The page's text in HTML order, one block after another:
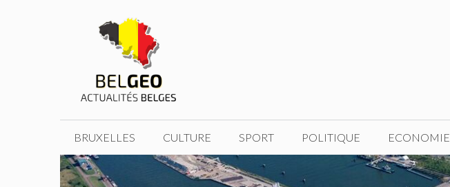
BRUXELLES CULTURE SPORT POLITIQUE ECONOMIE